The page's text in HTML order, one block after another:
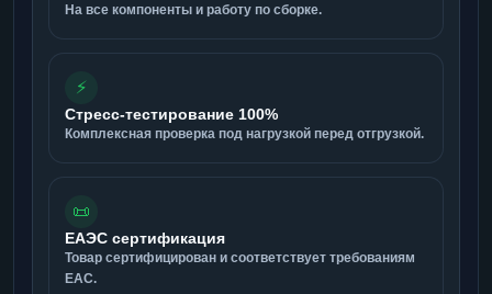
На все компоненты и работу по сборке.
⚡
Стресс-тестирование 100%
Комплексная проверка под нагрузкой перед отгрузкой.
📜
ЕАЭС сертификация
Товар сертифицирован и соответствует требованиям
ЕАС.